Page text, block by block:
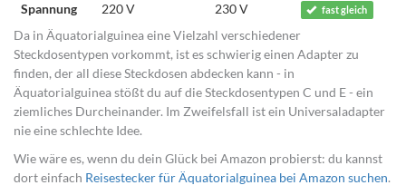
Spannung 220 V 230 V fast gleich
Da in Äquatorialguinea eine Vielzahl verschiedener
Steckdosentypen vorkommt, ist es schwierig einen Adapter zu
finden, der all diese Steckdosen abdecken kann - in
Äquatorialguinea stößt du auf die Steckdosentypen C und E - ein
ziemliches Durcheinander. Im Zweifelsfall ist ein Universaladapter
nie eine schlechte Idee.
Wie wäre es, wenn du dein Glück bei Amazon probierst: du kannst
dort einfach Reisestecker für Äquatorialguinea bei Amazon suchen.